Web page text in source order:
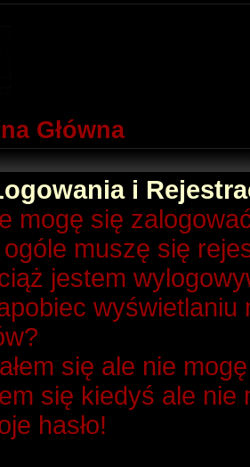
Główna
i
mogę się
muszę się
jestem
się ale nie
się kiedyś ale
hasło!